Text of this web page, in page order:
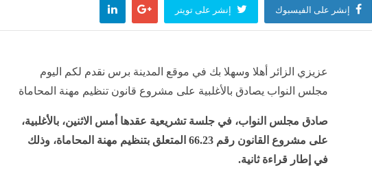
إنشر على الفيسبوك إنشر على تويتر
عزيزي الزائر أهلا وسهلا بك في موقع المدينة برس نقدم لكم اليوم
مجلس النواب يصادق بالأغلبية على مشروع قانون تنظيم مهنة المحاماة
صادق مجلس النواب، في جلسة تشريعية عقدها أمس الاثنين، بالأغلبية،
على مشروع القانون رقم 66.23 المتعلق بتنظيم مهنة المحاماة، وذلك
في إطار قراءة ثانية.